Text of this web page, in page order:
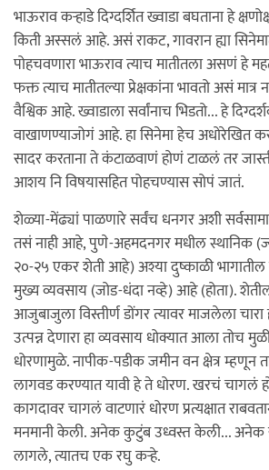
भाऊराव कर्‍हाडे दिग्दर्शित ख्वाडा बघताना हे
किती अस्सलं आहे. असं राकट, गावरान ह्या
पोहचवणारा भाऊराव त्याच मातीतला असणं हे
फक्त त्याच मातीतल्या प्रेक्षकांना भावतो असं मात्र
वैश्विक आहे. ख्वाडाला सर्वांनाच भिडतो... हे
वाखाणण्याजोगं आहे. हा सिनेमा हेच अधोरेखित
सादर करताना ते कंटाळवाणं होणं टाळलं तर
आशय नि विषयासहित पोहचण्यास सोपं जातं.
शेळ्या-मेंढ्यां पाळणारे सर्वंच धनगर अशी
तसं नाही आहे, पुणे-अहमदनगर मधील स्थानिक
२०-२५ एकर शेती आहे) अश्या दुष्काळी भागातील
मुख्य व्यवसाय (जोड-धंदा नव्हे) आहे (होता).
आजुबाजुला विस्तीर्ण डोंगर त्यावर माजलेला
उत्पन्न देणारा हा व्यवसाय धोक्यात आला तोच
धोरणामुळे. नापीक-पडीक जमीन वन क्षेत्र म्हणून
लागवड करण्यात यावी हे ते धोरण. खरचं चागलं
कागदावर चागलं वाटणारं धोरण प्रत्यक्षात
मनमानी केली. अनेक कुटुंब उध्वस्त केली... अनेक
लागले, त्यातच एक रघु कर्‍हे.